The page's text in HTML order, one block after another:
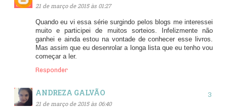
21 de março de 2015 às 01:27
Quando eu vi essa série surgindo pelos blogs me interessei
muito e participei de muitos sorteios. Infelizmente não
ganhei e ainda estou na vontade de conhecer esse livros.
Mas assim que eu desenrolar a longa lista que eu tenho vou
começar a ler.
Responder
ANDREZA GALVÃO
21 de março de 2015 às 06:40